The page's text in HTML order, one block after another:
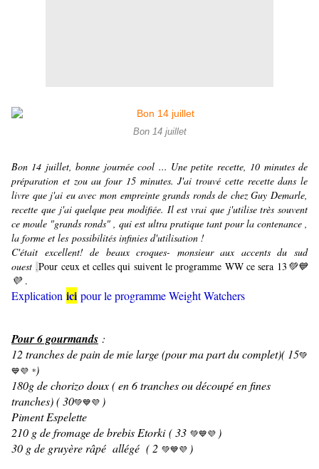
Bon 14 juillet
Bon 14 juillet, bonne journée cool ... Une petite recette, 10 minutes de
préparation et zou au four 15 minutes. J'ai trouvé cette recette dans le
livre que j'ai eu avec mon empreinte grands ronds de chez Guy Demarle,
recette que j'ai quelque peu modifiée. Il est vrai que j'utilise très souvent
ce moule "grands ronds" , qui est ultra pratique tant pour la contenance ,
la forme et les possibilités infinies d'utilisation !
C'était excellent! de beaux croques- monsieur aux accents du sud
ouest.Pour ceux et celles qui suivent le programme WW ce sera 13 💚💙
💜 .
Explication ici pour le programme Weight Watchers
Pour 6 gourmands :
12 tranches de pain de mie large (pour ma part du complet)( 15💚
💙💜 *)
180g de chorizo doux ( en 6 tranches ou découpé en fines
tranches) ( 30💚💙💜 )
Piment Espelette
210 g de fromage de brebis Etorki ( 33 💚💙💜 )
30 g de gruyère râpé allégé ( 2 💚💙💜 )